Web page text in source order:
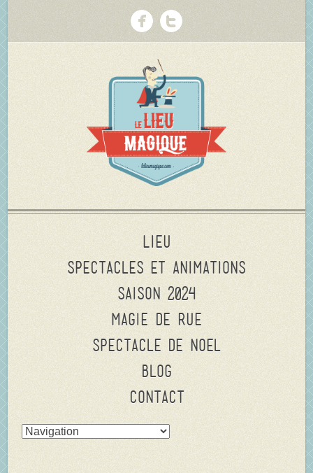
Lieu
Spectacles et animations
Saison 2024
Magie de rue
Spectacle de Noel
Blog
Contact